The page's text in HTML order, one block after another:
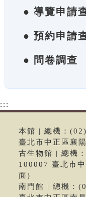
● 導覽申請
● 預約申請
● 問卷調查
:::
本館 | 總機：
臺北市中正區襄
古生物館 | 總機
100007 臺北市
面)
南門館 | 總機：